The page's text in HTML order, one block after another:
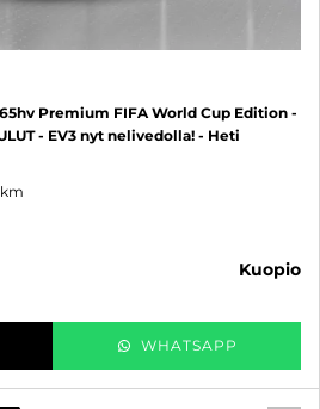
Premium FIFA World Cup Edition -
- EV3 nyt nelivedolla! - Heti
kuopio
WHATSAPP